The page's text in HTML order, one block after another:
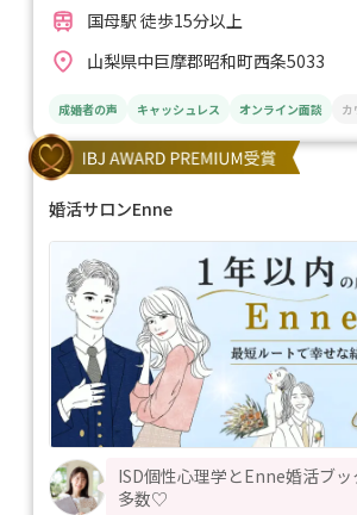
国母駅 徒歩15分以上
山梨県中巨摩郡昭和町西条5033
成婚者の声 キャッシュレス オンライン面談
婚活サロンEnne
ISD個性心理学とEnne婚活ブ
多数♡